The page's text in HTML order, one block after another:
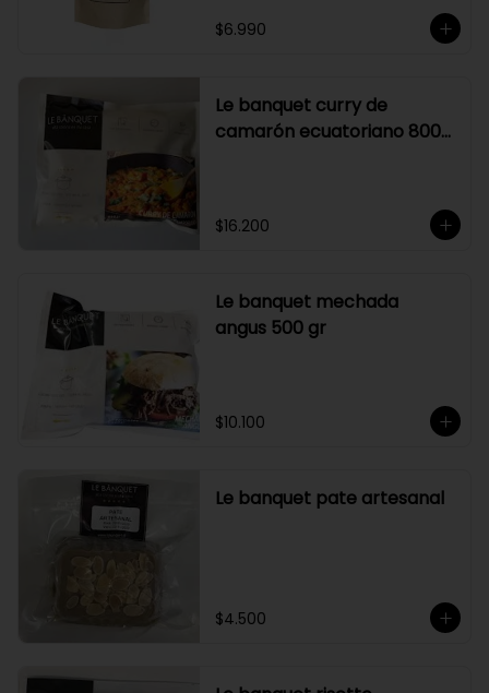
$6.990
Le banquet curry de
camarón ecuatoriano 800
$16.200
Le banquet mechada
angus 500 gr
$10.100
Le banquet pate artesanal
$4.500